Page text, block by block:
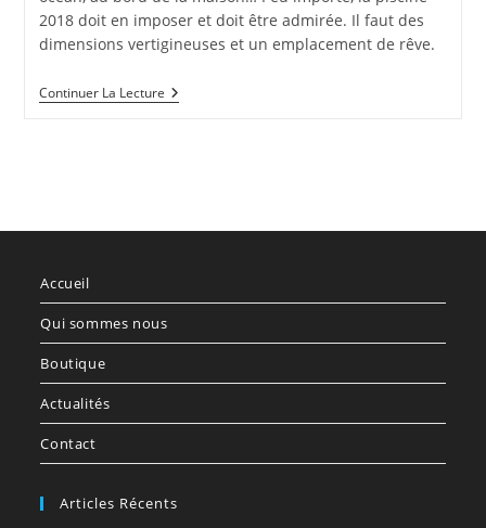
2018 doit en imposer et doit être admirée. Il faut des
dimensions vertigineuses et un emplacement de rêve.
Continuer La LectureUne
Piscine
Accueil
Qui sommes nous
Boutique
Actualités
Contact
Articles Récents